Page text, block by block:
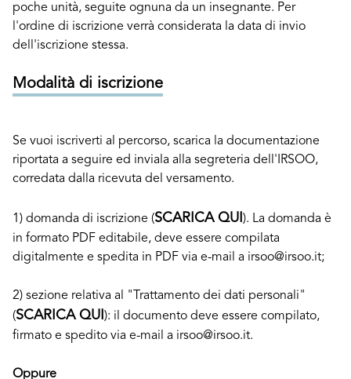
poche unità, seguite ognuna da un insegnante. Per
l'ordine di iscrizione verrà considerata la data di invio
dell'iscrizione stessa.
Modalità di iscrizione
Se vuoi iscriverti al percorso, scarica la documentazione
riportata a seguire ed inviala alla segreteria dell'IRSOO,
corredata dalla ricevuta del versamento.
1) domanda di iscrizione (SCARICA QUI ). La domanda è
in formato PDF editabile, deve essere compilata
digitalmente e spedita in PDF via e-mail a irsoo@irsoo.it;
2) sezione relativa al "Trattamento dei dati personali"
(SCARICA QUI ): il documento deve essere compilato,
firmato e spedito via e-mail a irsoo@irsoo.it.
Oppure